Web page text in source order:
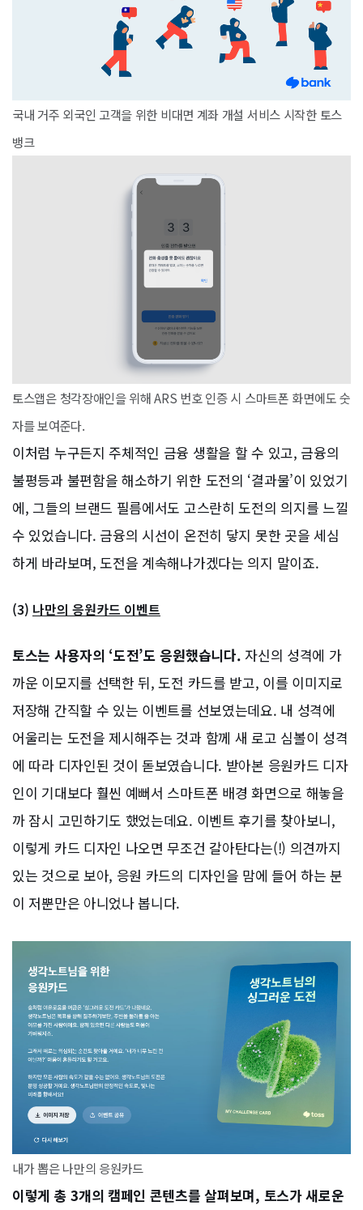
국내 거주 외국인 고객을 위한 비대면 계좌 개설 서비스 시작한 토스
뱅크
토스앱은 청각장애인을 위해 ARS 번호 인증 시 스마트폰 화면에도 숫
자를 보여준다.
이처럼 누구든지 주체적인 금융 생활을 할 수 있고, 금융의
불평등과 불편함을 해소하기 위한 도전의 ‘결과물’이 있었기
에, 그들의 브랜드 필름에서도 고스란히 도전의 의지를 느낄
수 있었습니다. 금융의 시선이 온전히 닿지 못한 곳을 세심
하게 바라보며, 도전을 계속해나가겠다는 의지 말이죠.
(3) 나만의 응원카드 이벤트
토스는 사용자의 ‘도전’도 응원했습니다. 자신의 성격에 가
까운 이모지를 선택한 뒤, 도전 카드를 받고, 이를 이미지로
저장해 간직할 수 있는 이벤트를 선보였는데요. 내 성격에
어울리는 도전을 제시해주는 것과 함께 새 로고 심볼이 성격
에 따라 디자인된 것이 돋보였습니다. 받아본 응원카드 디자
인이 기대보다 훨씬 예뻐서 스마트폰 배경 화면으로 해놓을
까 잠시 고민하기도 했었는데요. 이벤트 후기를 찾아보니,
이렇게 카드 디자인 나오면 무조건 갈아탄다는(!) 의견까지
있는 것으로 보아, 응원 카드의 디자인을 맘에 들어 하는 분
이 저뿐만은 아니었나 봅니다.
내가 뽑은 나만의 응원카드
이렇게 총 3개의 캠페인 콘텐츠를 살펴보며, 토스가 새로운